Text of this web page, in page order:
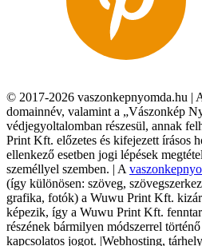
© 2017-2026 vaszonkepnyomda.hu |
domainnév, valamint a „Vászonkép
védjegyoltalomban részesül, annak
Print Kft. előzetes és kifejezett írásos
ellenkező esetben jogi lépések
személlyel szemben. | A
(így különösen: szöveg,
grafika, fotók) a Wuwu Print Kft.
képezik, így a Wuwu Print Kft.
részének bármilyen módszerrel
kapcsolatos jogot. |Webhosting,